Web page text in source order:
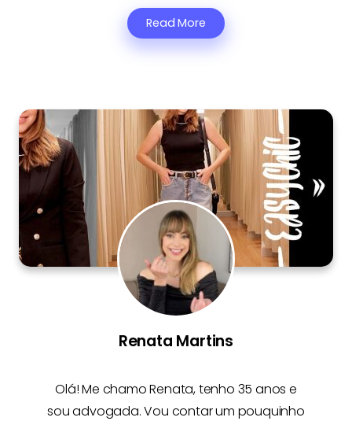
Read More
Renata Martins
Olá! Me chamoRenata, tenho 35 anos e
sou advogada. Vou contar um pouquinho